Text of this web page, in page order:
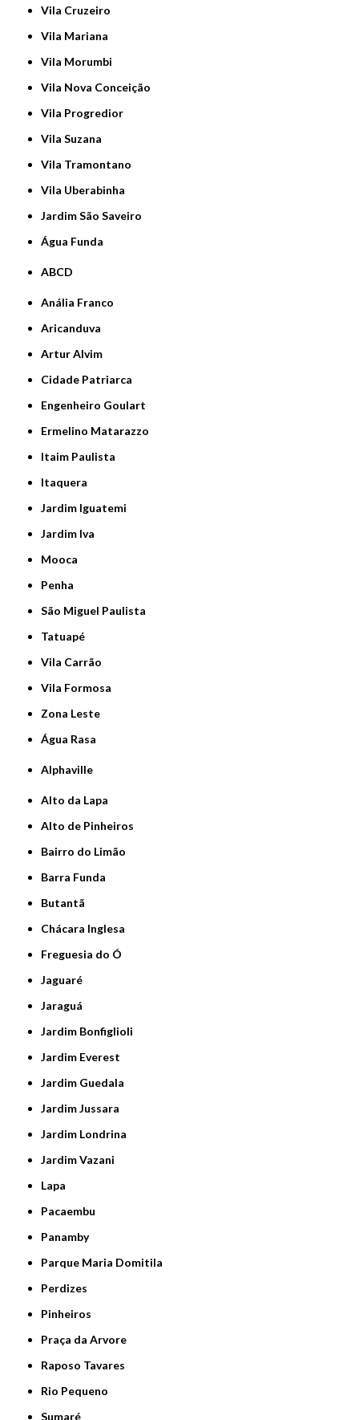
Vila Cruzeiro
Vila Mariana
Vila Morumbi
Vila Nova Conceição
Vila Progredior
Vila Suzana
Vila Tramontano
Vila Uberabinha
jardim São Saveiro
Água Funda
ABCD
Anália Franco
Aricanduva
Artur Alvim
Cidade Patriarca
Engenheiro Goulart
Ermelino Matarazzo
Itaim Paulista
Itaquera
Jardim Iguatemi
Jardim Iva
Mooca
Penha
São Miguel Paulista
Tatuapé
Vila Carrão
Vila Formosa
Zona Leste
Água Rasa
Alphaville
Alto da Lapa
Alto de Pinheiros
Bairro do Limão
Barra Funda
Butantã
Chácara Inglesa
Freguesia do Ó
Jaguaré
Jaraguá
Jardim Bonfiglioli
Jardim Everest
Jardim Guedala
Jardim Jussara
Jardim Londrina
Jardim Vazani
Lapa
Pacaembu
Panamby
Parque Maria Domitila
Perdizes
Pinheiros
Praça da Arvore
Raposo Tavares
Rio Pequeno
Sumaré